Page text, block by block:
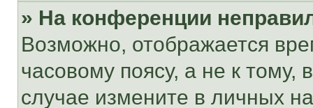
» На конференции
Возможно, отображается
часовому поясу, а не к тому,
случае измените в личных